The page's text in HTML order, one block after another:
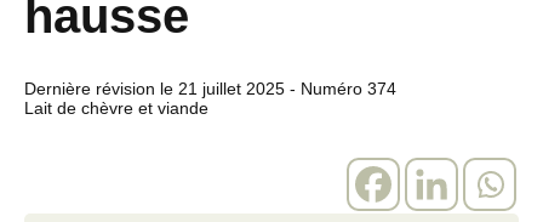
hausse
Dernière révision le 21 juillet 2025 - Numéro 374
Lait de chèvre et viande